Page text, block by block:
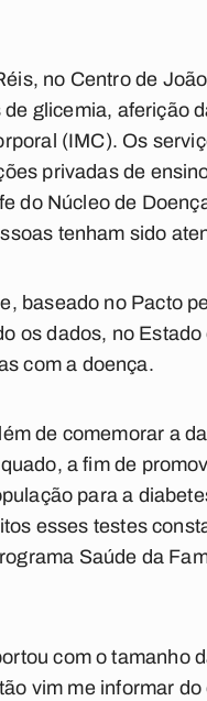
no Centro de
glicemia, aferição
(IMC). Os
privadas de
do Núcleo de
tenham sido
baseado no Pacto
os dados, no
com a doença.
de comemorar a
a fim de
para a
esses testes
Saúde da
com o tamanho
vim me informar